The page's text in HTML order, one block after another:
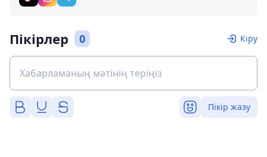
Пікірлер 0 Кіру
Пікір жазу